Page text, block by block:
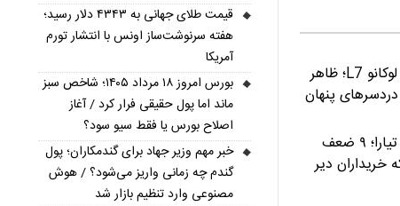
معایب لوکانو L7؛ ظاهر
پنهان
معایب تیارا؛ ۹ ضعف
خریداران دیر
قیمت طلای جهانی به ۴۳۴۳ دلار رسید؛
هفته سرنوشت‌ساز اونس با انتشار تورم
آمریکا
بورس امروز ۱۸ مرداد ۱۴۰۵؛ شاخص سبز
ماند اما پول حقیقی فرار کرد / آغاز
اصلاح بورس یا فقط سیو سود؟
خبر مهم وزیر جهاد برای گندمکاران؛ پول
گندم چه زمانی واریز می‌شود؟ / هوش
مصنوعی وارد تنظیم بازار شد